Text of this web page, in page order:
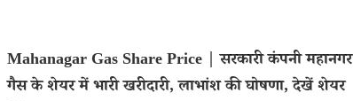
Mahanagar Gas Share Price | सरकारी कंपनी महानगर
गैस के शेयर में भारी खरीदारी, लाभांश की घोषणा, देखें शेयर